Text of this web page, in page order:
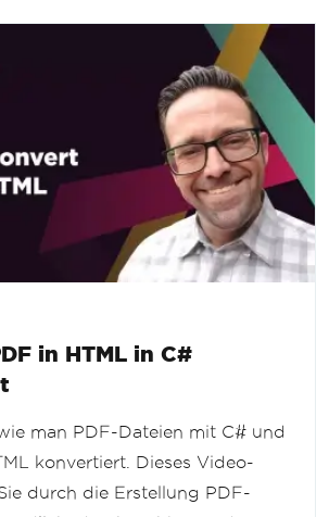
in HTML in C#
man PDF-Dateien mit C# und
konvertiert. Dieses Video-
durch die Erstellung PDF-